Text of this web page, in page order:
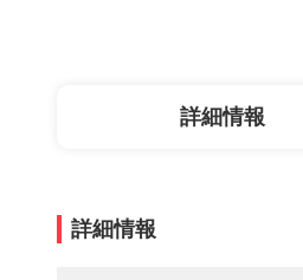
詳細情報
詳細情報